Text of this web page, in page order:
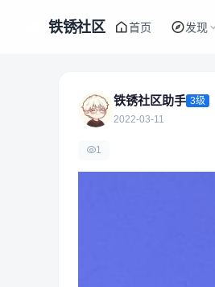
铁锈社区 首页 发现
铁锈社区助手 3级
2022-03-11
1